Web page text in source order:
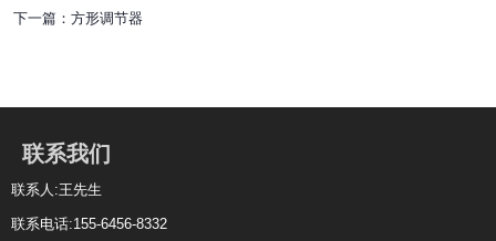
下一篇： 方形调节器
联系我们
联系人:王先生
联系电话:155-6456-8332